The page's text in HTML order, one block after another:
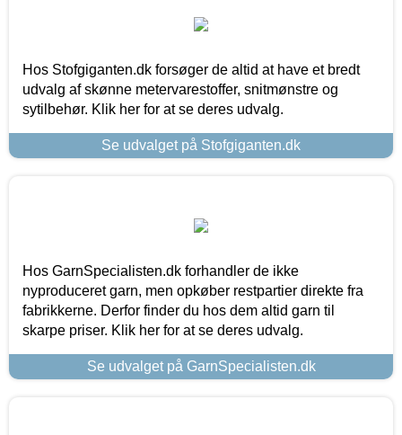
Hos Stofgiganten.dk forsøger de altid at have et bredt
udvalg af skønne metervarestoffer, snitmønstre og
sytilbehør. Klik her for at se deres udvalg.
Se udvalget på Stofgiganten.dk
Hos GarnSpecialisten.dk forhandler de ikke
nyproduceret garn, men opkøber restpartier direkte fra
fabrikkerne. Derfor finder du hos dem altid garn til
skarpe priser. Klik her for at se deres udvalg.
Se udvalget på GarnSpecialisten.dk